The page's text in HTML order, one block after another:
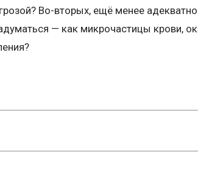
Во-вторых, ещё менее
— как микрочастицы крови,